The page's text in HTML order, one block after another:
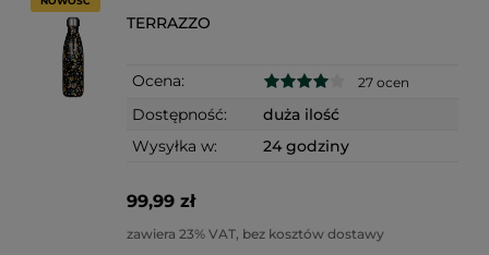
TERRAZZO
Ocena: 27 ocen
Dostępność:
duża ilość
Wysyłka w:
24 godziny
99,99 zł
zawiera 23% VAT, bez kosztów dostawy